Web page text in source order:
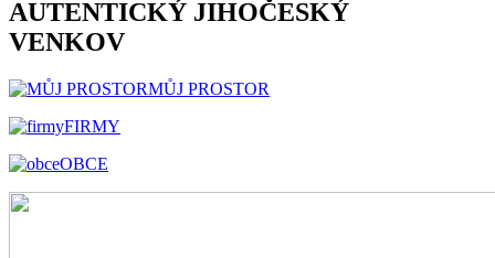
AUTENTICKÝ JIHOČESKÝ
VENKOV
MŮJ PROSTOR
FIRMY
OBCE